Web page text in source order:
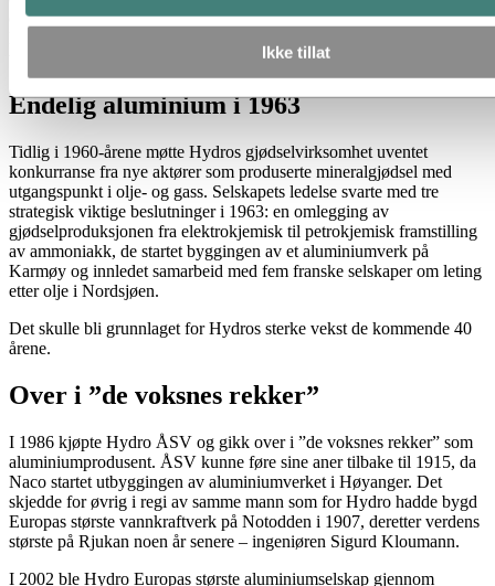
Ikke tillat
okkupasjonsmakten. De store lettmetallanleggene på Herøya ved
Endelig aluminium i 1963
Tidlig i 1960-årene møtte Hydros gjødselvirksomhet uventet
konkurranse fra nye aktører som produserte mineralgjødsel med
utgangspunkt i olje- og gass. Selskapets ledelse svarte med tre
strategisk viktige beslutninger i 1963: en omlegging av
gjødselproduksjonen fra elektrokjemisk til petrokjemisk framstilling
av ammoniakk, de startet byggingen av et aluminiumverk på
Karmøy og innledet samarbeid med fem franske selskaper om leting
etter olje i Nordsjøen.
Det skulle bli grunnlaget for Hydros sterke vekst de kommende 40
årene.
Over i ”de voksnes rekker”
I 1986 kjøpte Hydro ÅSV og gikk over i ”de voksnes rekker” som
aluminiumprodusent. ÅSV kunne føre sine aner tilbake til 1915, da
Naco startet utbyggingen av aluminiumverket i Høyanger. Det
skjedde for øvrig i regi av samme mann som for Hydro hadde bygd
Europas største vannkraftverk på Notodden i 1907, deretter verdens
største på Rjukan noen år senere – ingeniøren Sigurd Kloumann.
I 2002 ble Hydro Europas største aluminiumselskap gjennom